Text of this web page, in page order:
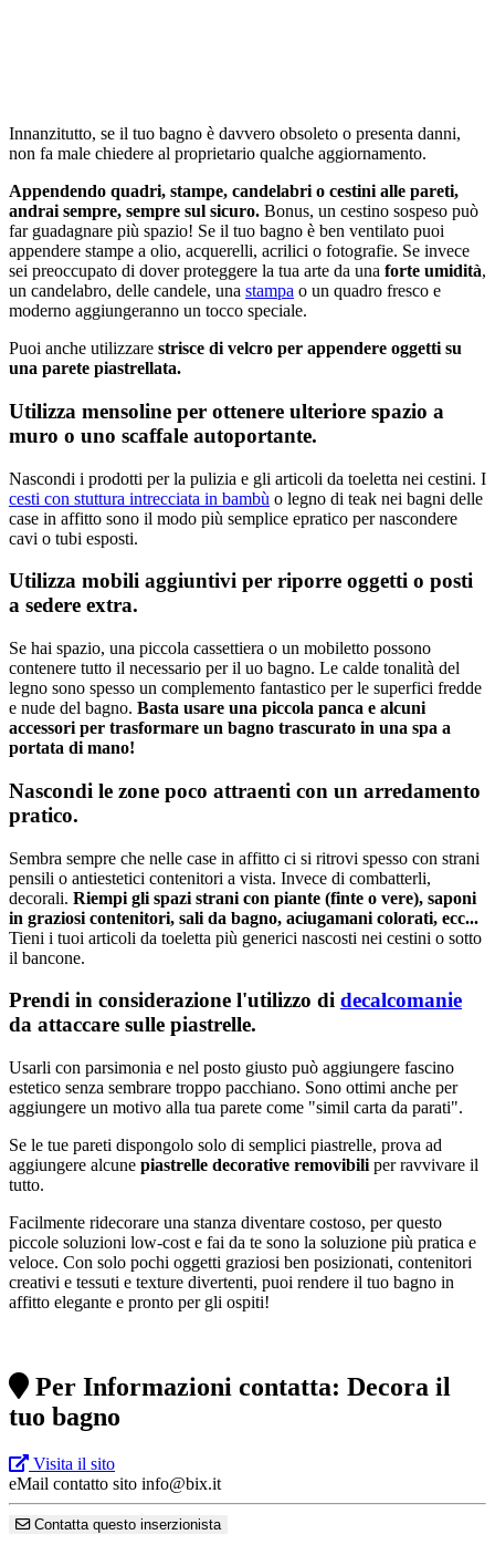
Innanzitutto, se il tuo bagno è davvero obsoleto o presenta danni,
non fa male chiedere al proprietario qualche aggiornamento.
Appendendo quadri, stampe, candelabri o cestini alle pareti,
andrai sempre, sempre sul sicuro. Bonus, un cestino sospeso può
far guadagnare più spazio! Se il tuo bagno è ben ventilato puoi
appendere stampe a olio, acquerelli, acrilici o fotografie. Se invece
sei preoccupato di dover proteggere la tua arte da una forte umidità,
un candelabro, delle candele, una stampa o un quadro fresco e
moderno aggiungeranno un tocco speciale.
Puoi anche utilizzare strisce di velcro per appendere oggetti su
una parete piastrellata.
Utilizza mensoline per ottenere ulteriore spazio a
muro o uno scaffale autoportante.
Nascondi i prodotti per la pulizia e gli articoli da toeletta nei cestini. I
cesti con stuttura intrecciata in bambù o legno di teak nei bagni delle
case in affitto sono il modo più semplice epratico per nascondere
cavi o tubi esposti.
Utilizza mobili aggiuntivi per riporre oggetti o posti
a sedere extra.
Se hai spazio, una piccola cassettiera o un mobiletto possono
contenere tutto il necessario per il uo bagno. Le calde tonalità del
legno sono spesso un complemento fantastico per le superfici fredde
e nude del bagno. Basta usare una piccola panca e alcuni
accessori per trasformare un bagno trascurato in una spa a
portata di mano!
Nascondi le zone poco attraenti con un arredamento
pratico.
Sembra sempre che nelle case in affitto ci si ritrovi spesso con strani
pensili o antiestetici contenitori a vista. Invece di combatterli,
decorali. Riempi gli spazi strani con piante (finte o vere), saponi
in graziosi contenitori, sali da bagno, aciugamani colorati, ecc...
Tieni i tuoi articoli da toeletta più generici nascosti nei cestini o sotto
il bancone.
Prendi in considerazione l'utilizzo di decalcomanie
da attaccare sulle piastrelle.
Usarli con parsimonia e nel posto giusto può aggiungere fascino
estetico senza sembrare troppo pacchiano. Sono ottimi anche per
aggiungere un motivo alla tua parete come "simil carta da parati".
Se le tue pareti dispongolo solo di semplici piastrelle, prova ad
aggiungere alcune piastrelle decorative removibili per ravvivare il
tutto.
Facilmente ridecorare una stanza diventare costoso, per questo
piccole soluzioni low-cost e fai da te sono la soluzione più pratica e
veloce. Con solo pochi oggetti graziosi ben posizionati, contenitori
creativi e tessuti e texture divertenti, puoi rendere il tuo bagno in
affitto elegante e pronto per gli ospiti!
Per Informazioni contatta: Decora il
tuo bagno
Visita il sito
eMail contatto sito info@bix.it
Contatta questo inserzionista